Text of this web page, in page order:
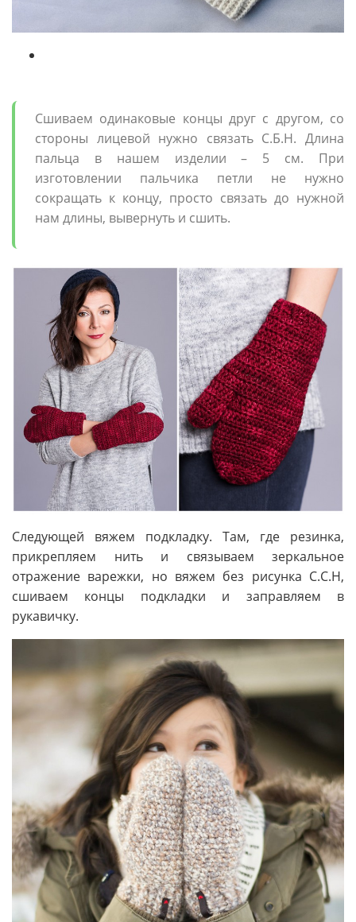
Сшиваем одинаковые концы друг с другом, со
стороны лицевой нужно связать С.Б.Н. Длина
пальца в нашем изделии – 5 см. При
изготовлении пальчика петли не нужно
сокращать к концу, просто связать до нужной
нам длины, вывернуть и сшить.
Следующей вяжем подкладку. Там, где резинка,
прикрепляем нить и связываем зеркальное
отражение варежки, но вяжем без рисунка С.С.Н,
сшиваем концы подкладки и заправляем в
рукавичку.